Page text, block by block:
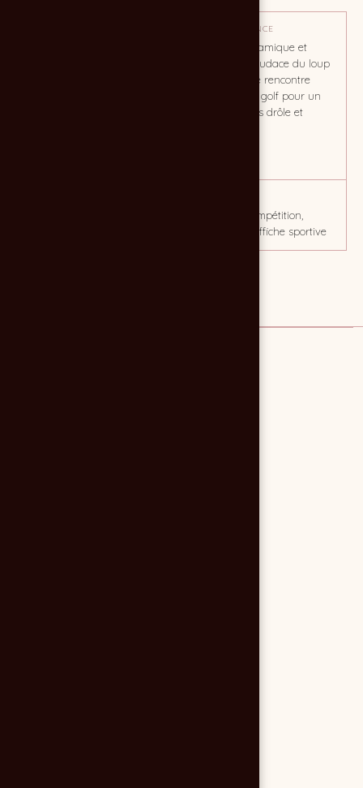
TON / AMBIANCE
Ludique, dynamique et
percutant : l'audace du loup
d'Intermarché rencontre
l'élégance du golf pour un
rendu à la fois drôle et
sport, golf, compétition,
évenement, affiche sportive